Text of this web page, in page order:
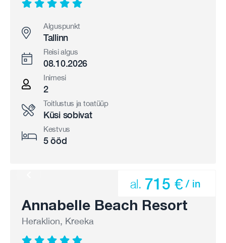
Alguspunkt
Tallinn
Reisi algus
08.10.2026
Inimesi
2
Toitlustus ja toatüüp
Küsi sobivat
Kestvus
5 ööd
Annabelle Beach Resort
Heraklion, Kreeka
al. 715 € / in